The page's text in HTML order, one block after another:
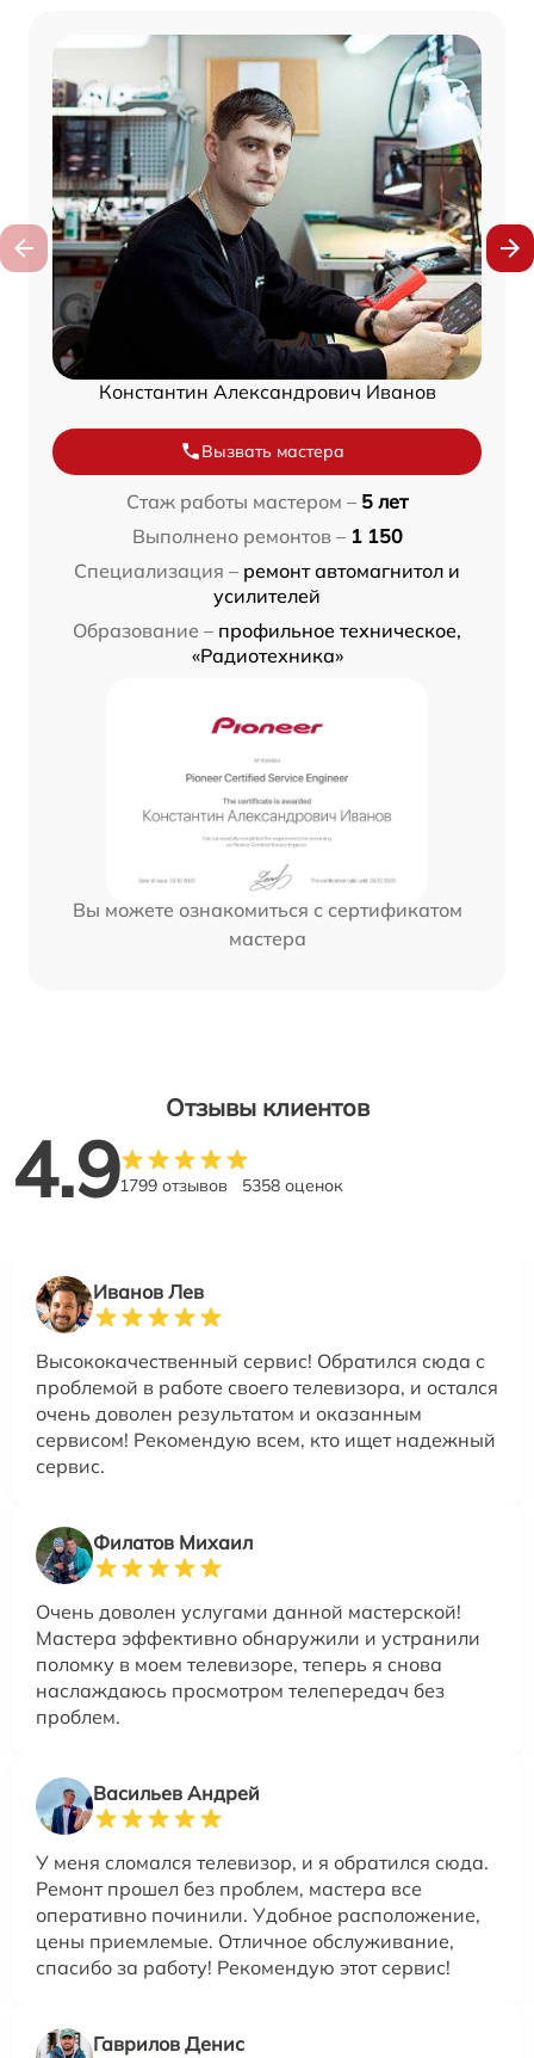
Константин Александрович Иванов
Вызвать мастера
Стаж работы мастером – 5 лет
Выполнено ремонтов – 1 150
Специализация – ремонт автомагнитол и
усилителей
Образование – профильное техническое,
«Радиотехника»
Вы можете ознакомиться с сертификатом
мастера
Отзывы клиентов
4.91799 отзывов 5358 оценок
Иванов Лев
Высококачественный сервис! Обратился сюда с
проблемой в работе своего телевизора, и остался
очень доволен результатом и оказанным
сервисом! Рекомендую всем, кто ищет надежный
сервис.
Филатов Михаил
Очень доволен услугами данной мастерской!
Мастера эффективно обнаружили и устранили
поломку в моем телевизоре, теперь я снова
наслаждаюсь просмотром телепередач без
проблем.
Васильев Андрей
У меня сломался телевизор, и я обратился сюда.
Ремонт прошел без проблем, мастера все
оперативно починили. Удобное расположение,
цены приемлемые. Отличное обслуживание,
спасибо за работу! Рекомендую этот сервис!
Гаврилов Денис